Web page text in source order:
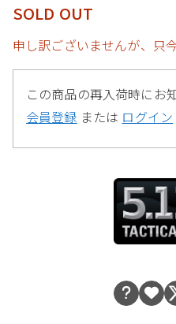
SOLD OUT
申し訳ございませんが、只
この商品の再入荷時にお
会員登録 または ログイン